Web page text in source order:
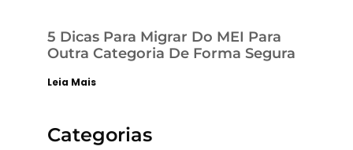
5 Dicas Para Migrar Do MEI Para
Outra Categoria De Forma Segura
Leia Mais
Categorias